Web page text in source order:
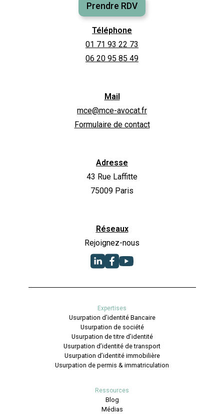
Prendre RDV
Téléphone
01 71 93 22 73
06 20 95 85 49
Mail
mce@mce-avocat.fr
Formulaire de contact
Adresse
43 Rue Laffitte
75009 Paris
Réseaux
Rejoignez-nous
Expertises
Usurpation d’identité Bancaire
Usurpation de société
Usurpation de titre d’identité
Usurpation d’identité de transport
Usurpation d’identité immobilière
Usurpation de permis & immatriculation
Ressources
Blog
Médias